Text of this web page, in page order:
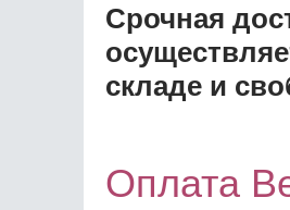
Срочная
складе и
Оплата